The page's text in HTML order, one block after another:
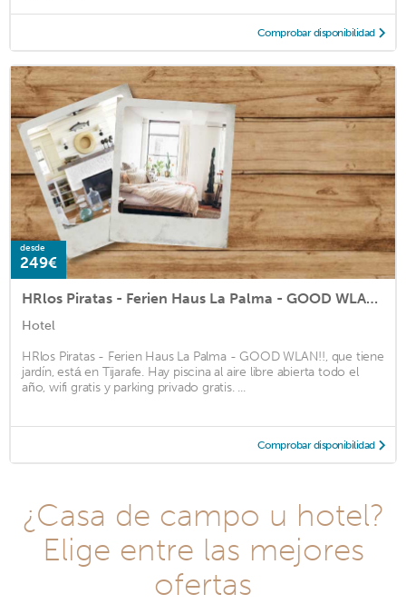
Comprobar disponibilidad
desde
249€
HRlos Piratas - Ferien Haus La Palma - GOOD WLAN !!
Hotel
HRlos Piratas - Ferien Haus La Palma - GOOD WLAN!!, que tiene
jardín, está en Tijarafe. Hay piscina al aire libre abierta todo el
año, wifi gratis y parking privado gratis. ...
Comprobar disponibilidad
¿Casa de campo u hotel?
Elige entre las mejores
ofertas